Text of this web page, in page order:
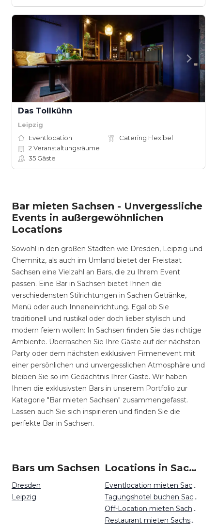
Das Tollkühn
Leipzig
Eventlocation
Catering Flexibel
2 Veranstaltungsräume
35 Gäste
Bar mieten Sachsen - Unvergessliche
Events in außergewöhnlichen
Locations
Sowohl in den großen Städten wie Dresden, Leipzig und
Chemnitz, als auch im Umland bietet der Freistaat
Sachsen eine Vielzahl an Bars, die zu Ihrem Event
passen. Eine Bar in Sachsen bietet Ihnen die
verschiedensten Stilrichtungen in Sachen Getränke,
Menü oder auch Inneneinrichtung. Egal ob Sie
traditionell und rustikal oder doch lieber stylisch und
modern feiern wollen: In Sachsen finden Sie das richtige
Ambiente. Überraschen Sie Ihre Gäste auf der nächsten
Party oder dem nächsten exklusiven Firmenevent mit
einer persönlichen und unvergesslichen Atmosphäre und
bleiben Sie so im Gedächtnis Ihrer Gäste. Wir haben
Ihnen die exklusivsten Bars in unserem Portfolio zur
Kategorie "Bar mieten Sachsen" zusammengefasst.
Lassen auch Sie sich inspirieren und finden Sie die
perfekte Bar in Sachsen.
Bars um Sachsen
Dresden
Leipzig
Locations in Sachsen mieten
Eventlocation mieten Sachsen
Tagungshotel buchen Sachsen
Off-Location mieten Sachsen
Restaurant mieten Sachsen